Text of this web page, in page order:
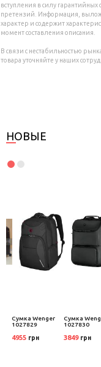
вступления в силу
претензий. Информация,
характер и содержит
момент составления описания.
В связи с нестабильностью
товара уточняйте у наших
НОВЫЕ
Сумка Wenger
1027829
4955 грн
Сумка
1027830
3849 грн